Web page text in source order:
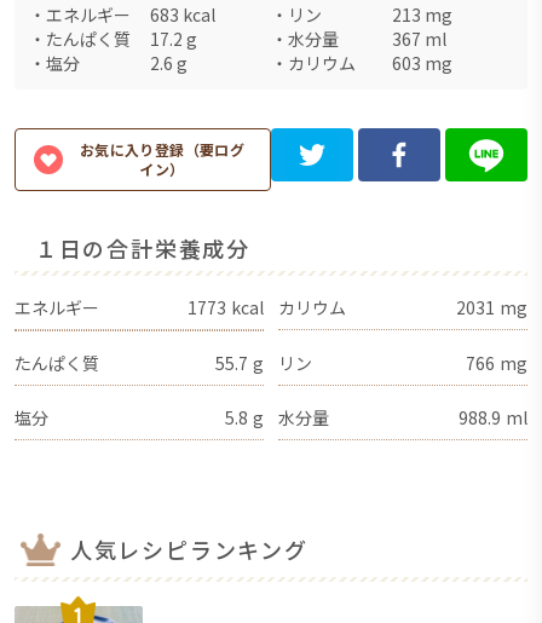
・ エネルギー 683 kcal ・ リン 213 mg
・ たんぱく質 17.2 g ・ 水分量 367 ml
・ 塩分 2.6 g ・ カリウム 603 mg
お気に入り登録（要ログ
イン）
１日の合計栄養成分
エネルギー 1773 kcal カリウム 2031 mg
たんぱく質 55.7 g リン 766 mg
塩分 5.8 g 水分量 988.9 ml
人気レシピランキング